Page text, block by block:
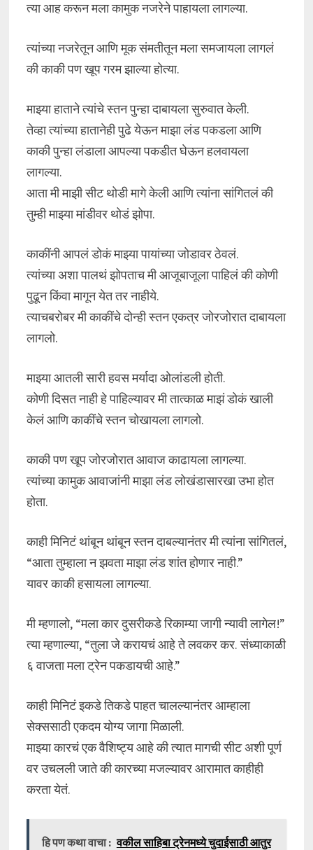
त्या आह करून मला कामुक नजरेने पाहायला लागल्या.
त्यांच्या नजरेतून आणि मूक संमतीतून मला समजायला लागलं
की काकी पण खूप गरम झाल्या होत्या.
माझ्या हाताने त्यांचे स्तन पुन्हा दाबायला सुरुवात केली.
तेव्हा त्यांच्या हातानेही पुढे येऊन माझा लंड पकडला आणि
काकी पुन्हा लंडाला आपल्या पकडीत घेऊन हलवायला
लागल्या.
आता मी माझी सीट थोडी मागे केली आणि त्यांना सांगितलं की
तुम्ही माझ्या मांडीवर थोडं झोपा.
काकींनी आपलं डोकं माझ्या पायांच्या जोडावर ठेवलं.
त्यांच्या अशा पालथं झोपताच मी आजूबाजूला पाहिलं की कोणी
पुढून किंवा मागून येत तर नाहीये.
त्याचबरोबर मी काकींचे दोन्ही स्तन एकत्र जोरजोरात दाबायला
लागलो.
माझ्या आतली सारी हवस मर्यादा ओलांडली होती.
कोणी दिसत नाही हे पाहिल्यावर मी तात्काळ माझं डोकं खाली
केलं आणि काकींचे स्तन चोखायला लागलो.
काकी पण खूप जोरजोरात आवाज काढायला लागल्या.
त्यांच्या कामुक आवाजांनी माझा लंड लोखंडासारखा उभा होत
होता.
काही मिनिटं थांबून थांबून स्तन दाबल्यानंतर मी त्यांना सांगितलं,
“आता तुम्हाला न झवता माझा लंड शांत होणार नाही.”
यावर काकी हसायला लागल्या.
मी म्हणालो, “मला कार दुसरीकडे रिकाम्या जागी न्यावी लागेल!”
त्या म्हणाल्या, “तुला जे करायचं आहे ते लवकर कर. संध्याकाळी
६ वाजता मला ट्रेन पकडायची आहे.”
काही मिनिटं इकडे तिकडे पाहत चालल्यानंतर आम्हाला
सेक्ससाठी एकदम योग्य जागा मिळाली.
माझ्या कारचं एक वैशिष्ट्य आहे की त्यात मागची सीट अशी पूर्ण
वर उचलली जाते की कारच्या मजल्यावर आरामात काहीही
करता येतं.
हि पण कथा वाचा : वकील साहिबा ट्रेनमध्ये चुदाईसाठी आतुर